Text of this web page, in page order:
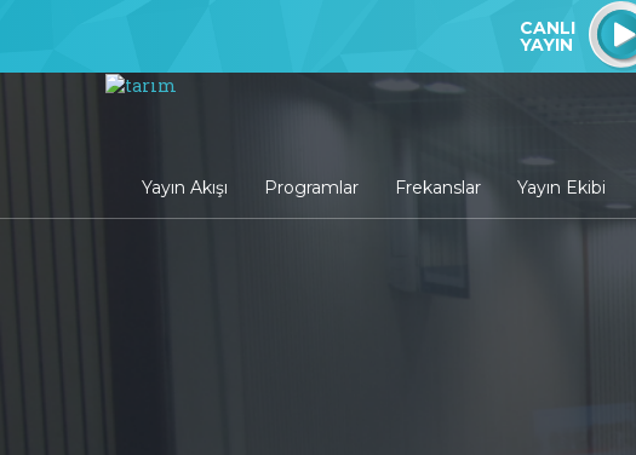
CANLI
YAYIN
Yayın Akışı Programlar Frekanslar Yayın Ekibi